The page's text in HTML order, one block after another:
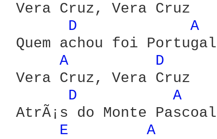
Vera Cruz, Vera Cruz
D
A
Quem achou foi Portugal
A
D
Vera Cruz, Vera Cruz
D
A
AtrÃ¡s do Monte Pascoal
E
A